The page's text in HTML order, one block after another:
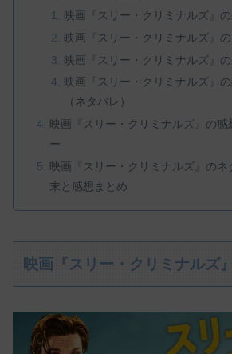
映画『スリー・クリミナルズ』の
映画『スリー・クリミナルズ』の
映画『スリー・クリミナルズ』の
映画『スリー・クリミナルズ』
（ネタバレ）
映画『スリー・クリミナルズ』の感
ー
映画『スリー・クリミナルズ』のネ
末と感想まとめ
映画『スリー・クリミナルズ